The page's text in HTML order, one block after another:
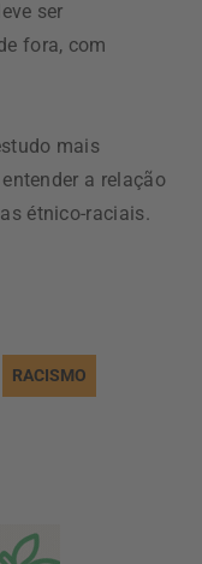
ser
fora, com
mais
a relação
étnico-raciais.
RACISMO